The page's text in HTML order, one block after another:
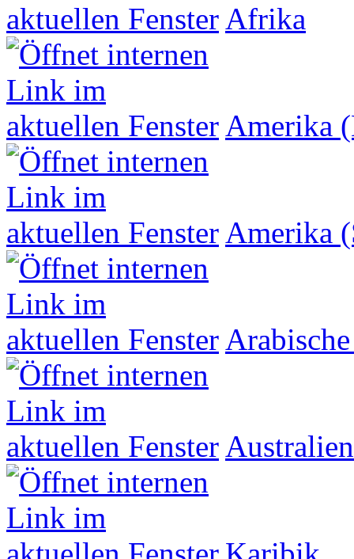
Afrika
Amerika
Amerika
Australien